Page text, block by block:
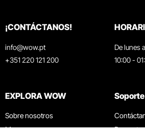
¡CONTÁCTANOS!
info@wow.pt
+351 220 121 200
De lunes
10:00 -
EXPLORA WOW
Sobre nosotros
Museos
Soporte